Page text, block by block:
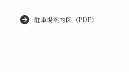
駐車場案内図（PDF）